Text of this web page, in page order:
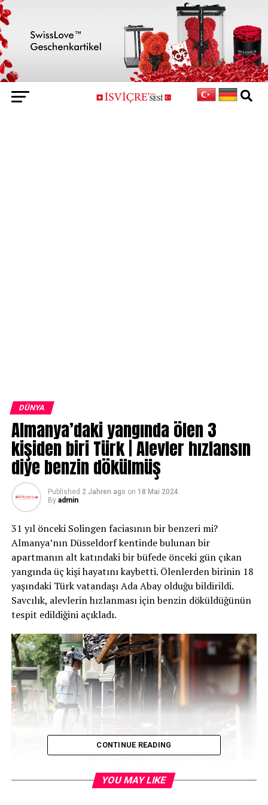
DÜNYA
Almanya’daki yangında ölen 3
kişiden biri Türk | Alevler hızlansın
diye benzin dökülmüş
Published 2 Jahren ago on 18 Mai 2024
By admin
31 yıl önceki Solingen faciasının bir benzeri mi?
Almanya’nın Düsseldorf kentinde bulunan bir
apartmanın alt katındaki bir büfede önceki gün çıkan
yangında üç kişi hayatını kaybetti. Ölenlerden birinin 18
yaşındaki Türk vatandaşı Ada Abay olduğu bildirildi.
Savcılık, alevlerin hızlanması için benzin döküldüğünün
tespit edildiğini açıkladı.
CONTINUE READING
YOU MAY LIKE